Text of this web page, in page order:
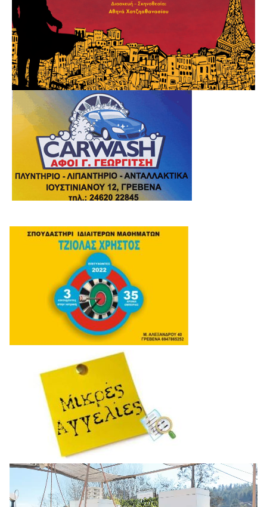
Πρόγραμμα
Αναπαραγωγής
Βίντεο